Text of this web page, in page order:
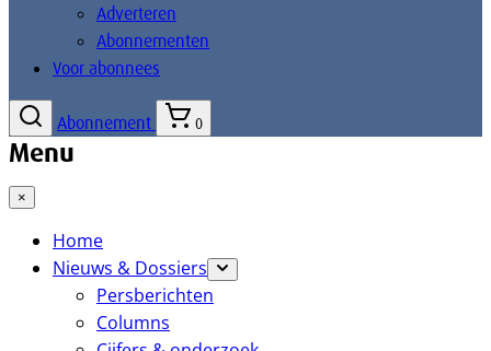
Adverteren
Abonnementen
Voor abonnees
Abonnement 0
Menu
×
Home
Nieuws & Dossiers
Persberichten
Columns